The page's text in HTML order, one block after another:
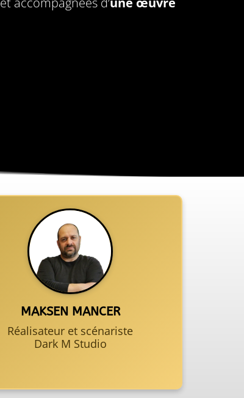
MAKSEN MANCER
Réalisateur et scénariste
Dark M Studio